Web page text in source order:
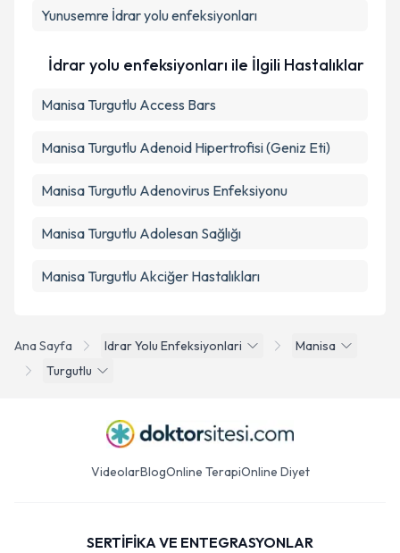
Ana Sayfa Idrar Yolu Enfeksiyonlari
Manisa
Turgutlu
Yunusemre İdrar yolu enfeksiyonları
İdrar yolu enfeksiyonları ile İlgili Hastalıklar
Manisa Turgutlu Access Bars
Manisa Turgutlu Adenoid Hipertrofisi (Geniz Eti)
Manisa Turgutlu Adenovirus Enfeksiyonu
Manisa Turgutlu Adolesan Sağlığı
Manisa Turgutlu Akciğer Hastalıkları
VideolarBlogOnline TerapiOnline Diyet
SERTİFİKA VE ENTEGRASYONLAR